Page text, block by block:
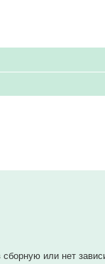
или нет